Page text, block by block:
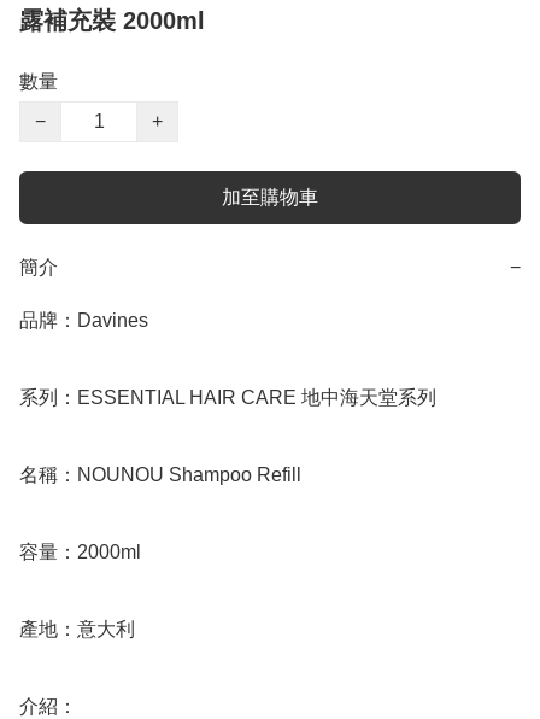
露補充裝 2000ml
數量
−
+
加至購物車
簡介 −
品牌：Davines
系列：ESSENTIAL HAIR CARE 地中海天堂系列
名稱：NOUNOU Shampoo Refill
容量：2000ml
產地：意大利
介紹：